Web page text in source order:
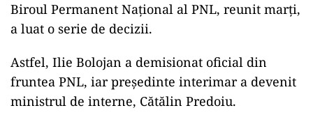
Biroul Permanent Național al PNL, reunit marți,
a luat o serie de decizii.
Astfel, Ilie Bolojan a demisionat oficial din
fruntea PNL, iar președinte interimar a devenit
ministrul de interne, Cătălin Predoiu.